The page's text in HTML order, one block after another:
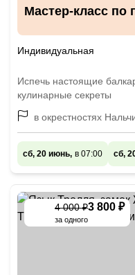
Мастер-класс по
Индивидуальная
Испечь настоящие
кулинарные секреты
в окрестностях
сб, 20 июнь, в 07:00 сб,
4 000 ₽3 800 ₽
за одного